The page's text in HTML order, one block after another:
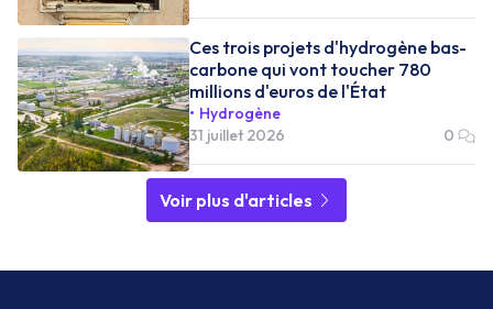
Ces trois projets d'hydrogène bas-
carbone qui vont toucher 780
millions d'euros de l'État
Hydrogène
31 juillet 2026
0
Voir plus d'articles